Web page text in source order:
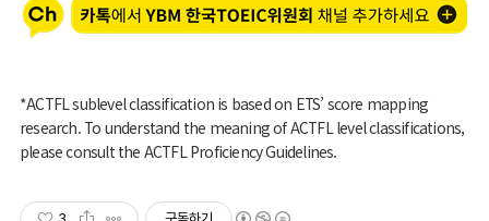
*ACTFL sublevel classification is based on ETS’ score mapping
research. To understand the meaning of ACTFL level classifications,
please consult the ACTFL Proficiency Guidelines.